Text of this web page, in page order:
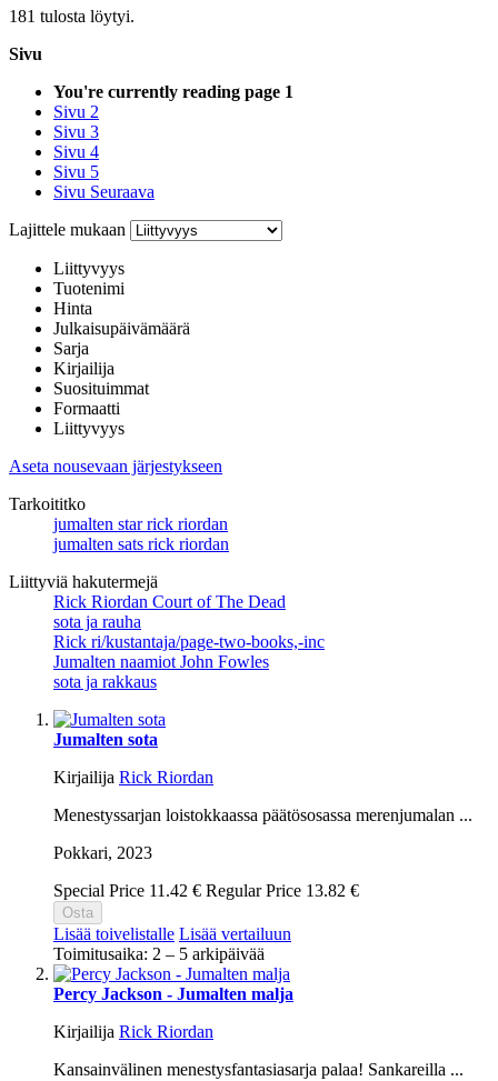
181 tulosta löytyi.
Sivu
You're currently reading page 1
Sivu 2
Sivu 3
Sivu 4
Sivu 5
Sivu Seuraava
Lajittele mukaan
Liittyvyys
Tuotenimi
Hinta
Julkaisupäivämäärä
Sarja
Kirjailija
Suosituimmat
Formaatti
Liittyvyys
Aseta nousevaan järjestykseen
Tarkoititko
jumalten star rick riordan
jumalten sats rick riordan
Liittyviä hakutermejä
Rick Riordan Court of The Dead
sota ja rauha
Rick ri/kustantaja/page-two-books,-inc
Jumalten naamiot John Fowles
sota ja rakkaus
Jumalten sota
Kirjailija Rick Riordan
Menestyssarjan loistokkaassa päätösosassa merenjumalan ...
Pokkari, 2023
Special Price 11.42 € Regular Price 13.82 €
Osta
Lisää toivelistalle Lisää vertailuun
Toimitusaika: 2 – 5 arkipäivää
Percy Jackson - Jumalten malja
Kirjailija Rick Riordan
Kansainvälinen menestysfantasiasarja palaa! Sankareilla ...